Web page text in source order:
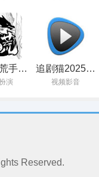
手机
演
追剧猫2025最
新版
视频影音
Reserved.